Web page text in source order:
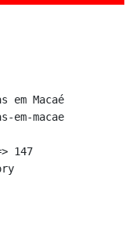
em Macaé
em-macae
147